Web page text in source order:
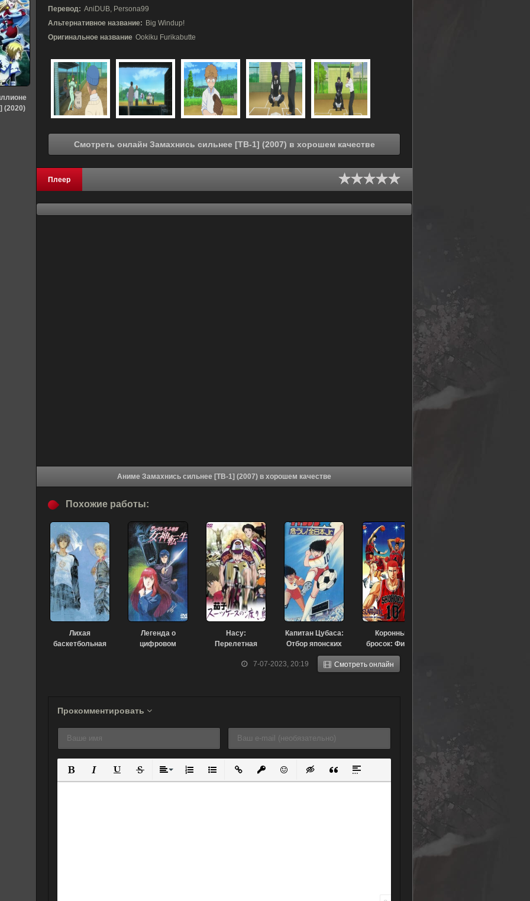
Перевод: AniDUB, Persona99
Альтернативное название: Big Windup!
Оригинальное название Ookiku Furikabutte
Смотреть онлайн Замахнись сильнее [ТВ-1] (2007) в хорошем качестве
Плеер
Аниме Замахнись сильнее [ТВ-1] (2007) в хорошем качестве
7-07-2023, 20:19 Смотреть онлайн
Похожие работы:
Лихая
баскетбольная
Легенда о
цифровом
Насу:
Перелетная
чемоданом
Капитан Цубаса:
Отбор японских
юниоров (1985)
Коронный
бросок: Фильм
третий (1995)
Прокомментировать
Полужирный
КурсивПодчеркнутый
ЗачеркнутыйВыравнивание
Нумерованный список
Маркированный список
Вставить ссылку
Вставить защищенную ссылку
Вставить смайлик
Вставка скрытого текста
Вставка цитаты
Вставка спойлера
(2020)